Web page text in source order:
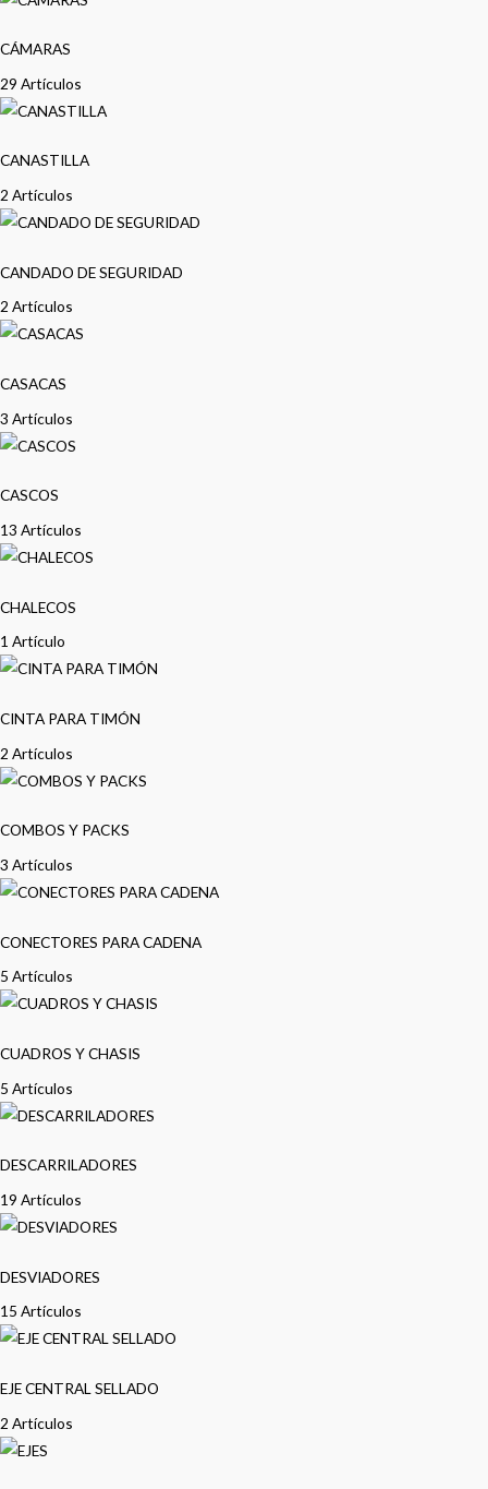
CÁMARAS
29 Artículos
CANASTILLA
2 Artículos
CANDADO DE SEGURIDAD
2 Artículos
CASACAS
3 Artículos
CASCOS
13 Artículos
CHALECOS
1 Artículo
CINTA PARA TIMÓN
2 Artículos
COMBOS Y PACKS
3 Artículos
CONECTORES PARA CADENA
5 Artículos
CUADROS Y CHASIS
5 Artículos
DESCARRILADORES
19 Artículos
DESVIADORES
15 Artículos
EJE CENTRAL SELLADO
2 Artículos